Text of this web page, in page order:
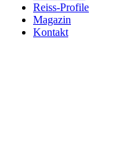
Reiss-Profile
Magazin
Kontakt